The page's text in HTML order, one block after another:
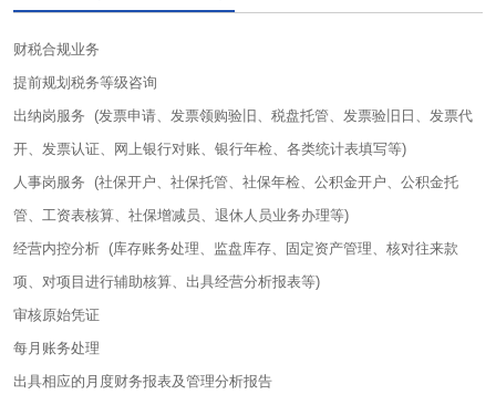
财税合规业务
提前规划税务等级咨询
出纳岗服务 (发票申请、发票领购验旧、税盘托管、发票验旧日、发票代
开、发票认证、网上银行对账、银行年检、各类统计表填写等)
人事岗服务 (社保开户、社保托管、社保年检、公积金开户、公积金托
管、工资表核算、社保增减员、退休人员业务办理等)
经营内控分析 (库存账务处理、监盘库存、固定资产管理、核对往来款
项、对项目进行辅助核算、出具经营分析报表等)
审核原始凭证
每月账务处理
出具相应的月度财务报表及管理分析报告